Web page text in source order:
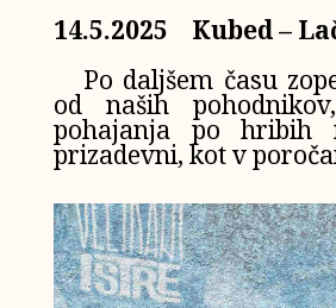
14.5.2025 Kubed –
Po daljšem času
od naših
pohajanja po hribih
prizadevni, kot v